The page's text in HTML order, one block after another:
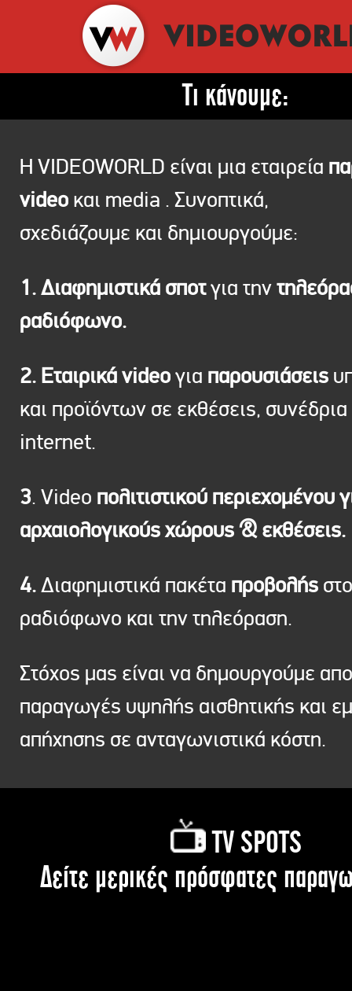
Τι κάνουμε:
Η VIDEOWORLD είναι μια εταιρεία
video και media . Συνοπτικά,
σχεδιάζουμε και δημιουργούμε:
1. Διαφημιστικά σποτγια την
ραδιόφωνο.
2. Εταιρικά videoγια παρουσιάσεις
και προϊόντων σε εκθέσεις, συνέδρια
internet.
3. Video πολιτιστικού περιεχομένου
αρχαιολογικούς χώρους & εκθέσεις.
4.Διαφημιστικά πακέτα προβολής στο
ραδιόφωνο και την τηλεόραση.
Στόχος μας είναι να δημουργούμε
παραγωγές υψηλής αισθητικής και
απήχησης σε ανταγωνιστικά κόστη.
TV SPOTS
Δείτε μερικές πρόσφατες